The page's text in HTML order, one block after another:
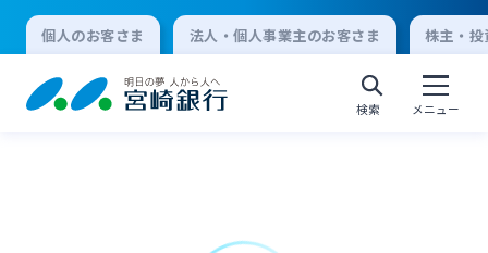
個人のお客さま 法人・個人事業主のお客さま 株主・
検索 メニュー